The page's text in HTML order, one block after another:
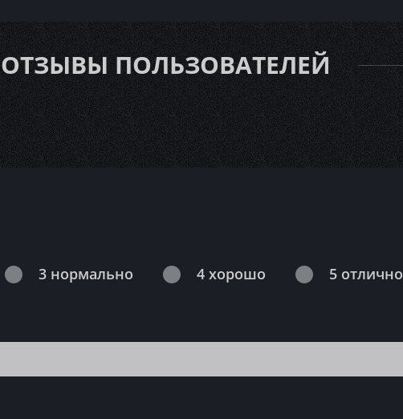
ОТЗЫВЫ ПОЛЬЗОВАТЕЛЕЙ
3 нормально 4 хорошо 5 отлично